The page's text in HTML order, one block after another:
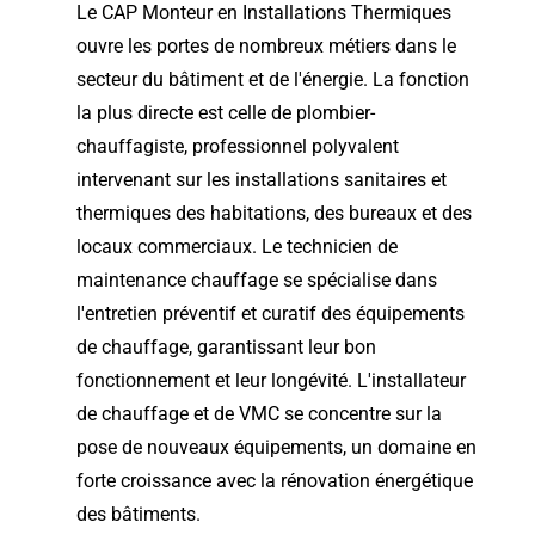
Le CAP Monteur en Installations Thermiques
ouvre les portes de nombreux métiers dans le
secteur du bâtiment et de l'énergie. La fonction
la plus directe est celle de plombier-
chauffagiste, professionnel polyvalent
intervenant sur les installations sanitaires et
thermiques des habitations, des bureaux et des
locaux commerciaux. Le technicien de
maintenance chauffage se spécialise dans
l'entretien préventif et curatif des équipements
de chauffage, garantissant leur bon
fonctionnement et leur longévité. L'installateur
de chauffage et de VMC se concentre sur la
pose de nouveaux équipements, un domaine en
forte croissance avec la rénovation énergétique
des bâtiments.